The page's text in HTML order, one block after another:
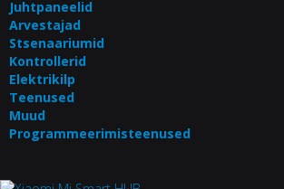
Juhtpaneelid
Arvestajad
Stsenaariumid
Kontrollerid
Elektrikilp
Teenused
Muud
Programmeerimisteenused